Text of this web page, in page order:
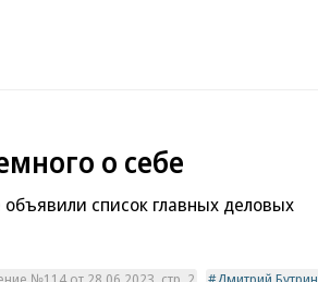
о себе
объявили список главных деловых